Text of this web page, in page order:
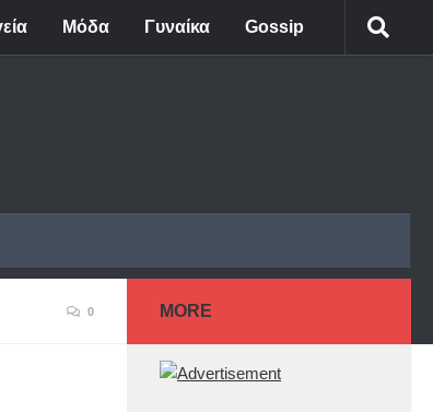
Μόδα Γυναίκα Gossip
0 MORE